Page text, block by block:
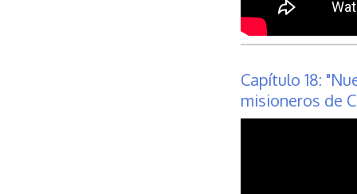
Capítulo 18:
misioneros de